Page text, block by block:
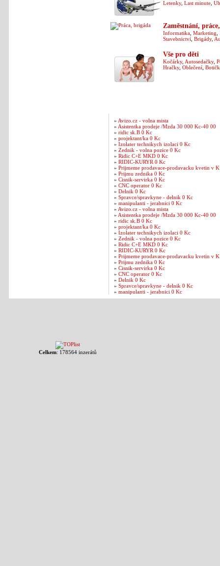
Letenky, Last minute
Zaměstnání,
Informatika Marketing
Stavebnictví Brigády,
Vše pro děti
Kočárky, Autosedačky,
Hračky, Oblečení
» Avizo.cz - volna mista
» Asistentka prodeje /Mzda 30 000 Kc-40 00
»ridic sk.B 0 Kc
»projektant/ka 0 Kc
»Izolater technikych izolaci 0 Kc
»Zednik - volna pozice 0 Kc
»Ridic C+E MKD 0 Kc
»RIDIC-KURYR 0 Kc
»Prijmeme prodavace-prodavacku kvetin v K
»Prijmu zednika 0 Kc
»Cisnik-servirka 0 Kc
»CNC operator 0 Kc
»Delnik 0 Kc
»Spravce/spravkyne - delnik 0 Kc
»manipulanti - jerabnici 0 Kc
» Avizo.cz - volna mista
» Asistentka prodeje /Mzda 30 000 Kc-40 00
»ridic sk.B 0 Kc
»projektant/ka 0 Kc
»Izolater technikych izolaci 0 Kc
»Zednik - volna pozice 0 Kc
»Ridic C+E MKD 0 Kc
»RIDIC-KURYR 0 Kc
»Prijmeme prodavace-prodavacku kvetin v K
»Prijmu zednika 0 Kc
»Cisnik-servirka 0 Kc
»CNC operator 0 Kc
»Delnik 0 Kc
»Spravce/spravkyne - delnik 0 Kc
»manipulanti - jerabnici 0 Kc
Celkem: 178564 inzerátů